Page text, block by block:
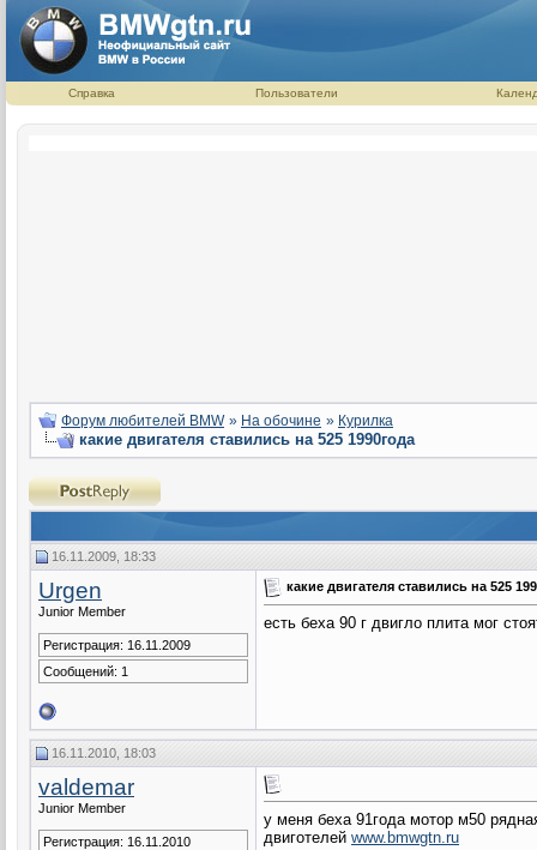
Справка Пользователи
Форум любителей BMW » На обочине » Курилка
какие двигателя ставились на 525 1990года
16.11.2009, 18:33
Urgen
Junior Member
Регистрация: 16.11.2009
Сообщений: 1
какие двигателя ставились на 525
есть беха 90 г двигло плита мог
16.11.2010, 18:03
valdemar
Junior Member
Регистрация: 16.11.2010
у меня беха 91года мотор м50
двиготелей www.bmwgtn.ru